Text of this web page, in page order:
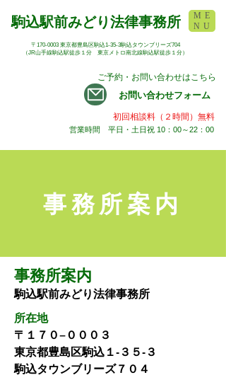
駒込駅前みどり法律事務所
営業時間 平日・土日祝 10：00～22：00
​〒170-0003 東京都豊島区駒込1-35-3駒込タウンブリーズ704
​（JR山手線駒込駅徒歩１分 東京メトロ南北線駒込駅徒歩１分）
​ ご予約・お問い合わせはこちら
​初回相談料（２時間）無料
ME
NU
​お問い合わせフォーム
事務所案内
事務所案内
駒込駅前みどり法律事務所
所在地
〒１７０−０００３
東京都豊島区駒込１-３５-３
駒込タウンブリーズ７０４